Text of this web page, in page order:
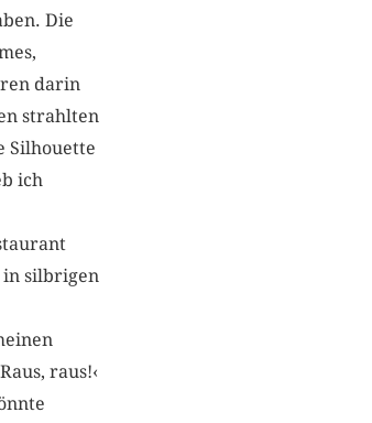
Die
darin
strahlten
Silhouette
ich
in silbrigen
raus!‹